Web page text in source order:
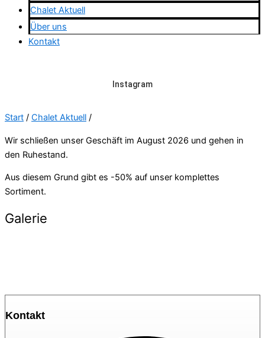
Chalet Aktuell
Über uns
Kontakt
Instagram
Start / Chalet Aktuell /
Wir schließen unser Geschäft im August 2026 und gehen in
den Ruhestand.
Aus diesem Grund gibt es -50% auf unser komplettes
Sortiment.
Galerie
Kontakt